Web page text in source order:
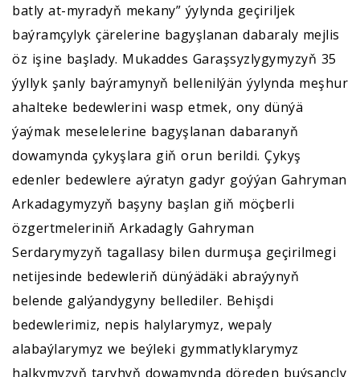
batly at-myradyň mekany” ýylynda geçiriljek
baýramçylyk çärelerine bagyşlanan dabaraly mejlis
öz işine başlady. Mukaddes Garaşsyzlygymyzyň 35
ýyllyk şanly baýramynyň bellenilýän ýylynda meşhur
ahalteke bedewlerini wasp etmek, ony dünýä
ýaýmak meselelerine bagyşlanan dabaranyň
dowamynda çykyşlara giň orun berildi. Çykyş
edenler bedewlere aýratyn gadyr goýýan Gahryman
Arkadagymyzyň başyny başlan giň möçberli
özgertmeleriniň Arkadagly Gahryman
Serdarymyzyň tagallasy bilen durmuşa geçirilmegi
netijesinde bedewleriň dünýädäki abraýynyň
belende galýandygyny bellediler. Behişdi
bedewlerimiz, nepis halylarymyz, wepaly
alabaýlarymyz we beýleki gymmatlyklarymyz
halkymyzyň taryhyň dowamynda döreden buýsançly